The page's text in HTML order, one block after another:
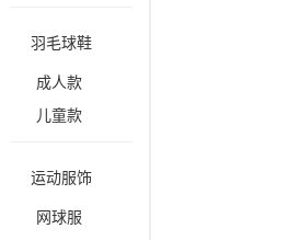
羽毛球鞋
成人款
儿童款
运动服饰
网球服